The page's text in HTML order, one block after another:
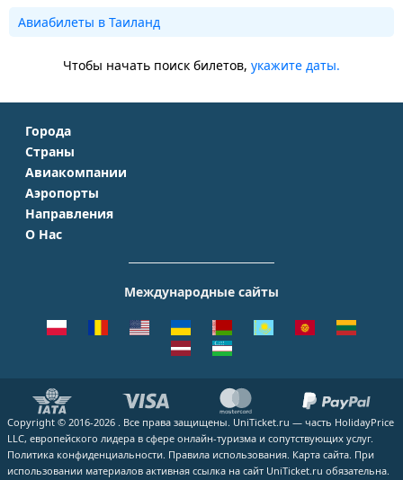
Авиабилеты в Таиланд
Чтобы начать поиск билетов, укажите даты.
Города
Москва
Санкт-Петербург
Симферополь
Краснодар
Казань
Страны
Крым
Турция
Таиланд
Чехия
Авиакомпании
Аэрофлот
S7 Airlines
Emirates
ВСЕ АВИАКОМПАНИИ
Аэропорты
Домодедово
Шереметьево
Кольцово
Курумоч
ВСЕ АЭРОПОРТЫ
Направления
Москва - Сочи
Москва - Симферополь
Москва - Ереван
Москва - Калининград
Москва - Екатеринбург
Москва - Махачкала
ВСЕ НАПРАВЛЕНИЯ
О Нас
Помощь
Вакансии
Блог
Как купить билет
Международные сайты
Copyright © 2016-2026 . Все права защищены. UniTicket.ru — часть HolidayPrice
LLC, европейского лидера в сфере онлайн-туризма и сопутствующих услуг.
Политика конфиденциальности. Правила использования. Карта сайта. При
использовании материалов активная ссылка на сайт UniTicket.ru обязательна.